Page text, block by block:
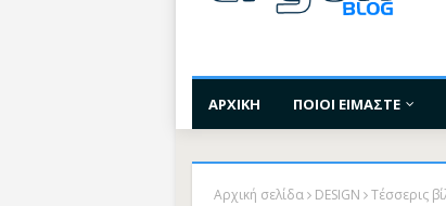
ΑΡΧΙΚΗ ΠΟΙΟΙ ΕΙΜΑΣΤΕ
Αρχική σελίδα DESIGN Τέσσερις